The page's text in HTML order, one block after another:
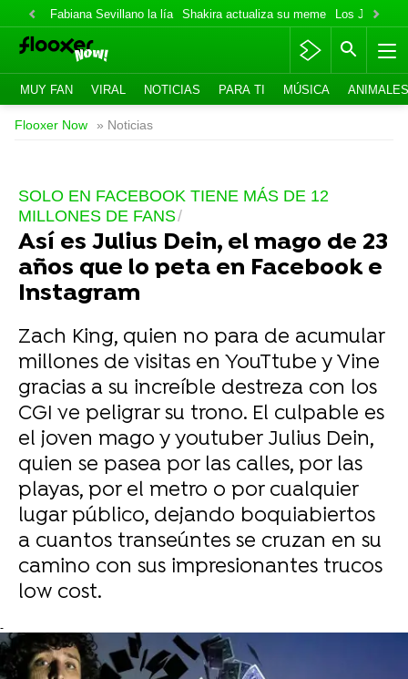
Fabiana Sevillano la lía Shakira actualiza su meme Los Jonas
MUY FAN VIRAL NOTICIAS PARA TI MÚSICA ANIMALES
Flooxer Now » Noticias
SOLO EN FACEBOOK TIENE MÁS DE 12
MILLONES DE FANS
Así es Julius Dein, el mago de 23
años que lo peta en Facebook e
Instagram
Zach King, quien no para de acumular
millones de visitas en YouTtube y Vine
gracias a su increíble destreza con los
CGI ve peligrar su trono. El culpable es
el joven mago y youtuber Julius Dein,
quien se pasea por las calles, por las
playas, por el metro o por cualquier
lugar público, dejando boquiabiertos
a cuantos transeúntes se cruzan en su
camino con sus impresionantes trucos
low cost.
-